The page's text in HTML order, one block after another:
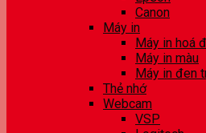
Canon
Máy in
Máy in hoá
Máy in màu
Máy in đen
Thẻ nhớ
Webcam
VSP